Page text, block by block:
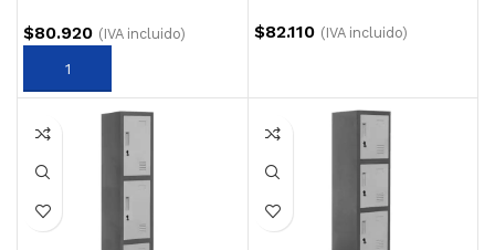
$80.920 (IVA incluido) $82.110 (IVA incluido)